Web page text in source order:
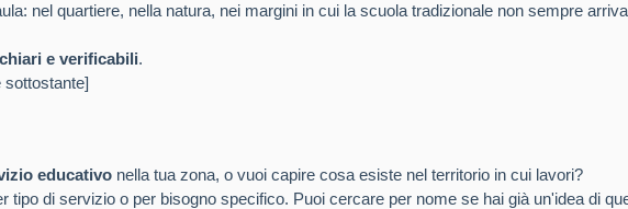
nel quartiere, nella natura, nei margini in cui la scuola tradizionale non sempre
e verificabili.
sottostante]
educativo nella tua zona, o vuoi capire cosa esiste nel territorio in cui lavori?
tipo di servizio o per bisogno specifico. Puoi cercare per nome se hai già un'idea di